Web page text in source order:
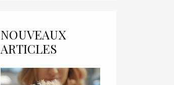
NOUVEAUX
ARTICLES